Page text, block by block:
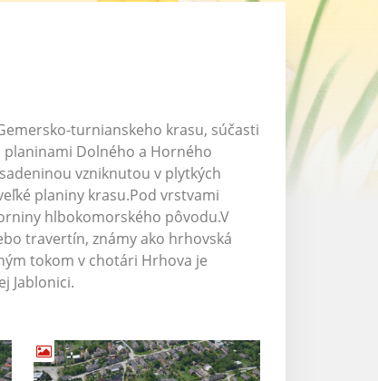
turnianskeho krasu, súčasti
planinami Dolného a Horného
vzniknutou v plytkých
planiny krasu.Pod vrstvami
hlbokomorského pôvodu.V
travertín, známy ako hrhovská
tokom v chotári Hrhova je
Jablonici.